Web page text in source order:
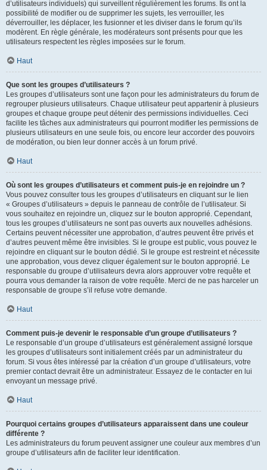
d’utilisateurs individuels) qui surveillent régulièrement les forums. Ils ont la
possibilité de modifier ou de supprimer les sujets, les verrouiller, les
déverrouiller, les déplacer, les fusionner et les diviser dans le forum qu’ils
modèrent. En règle générale, les modérateurs sont présents pour que les
utilisateurs respectent les règles imposées sur le forum.
Haut
Que sont les groupes d’utilisateurs ?
Les groupes d’utilisateurs sont une façon pour les administrateurs du forum de
regrouper plusieurs utilisateurs. Chaque utilisateur peut appartenir à plusieurs
groupes et chaque groupe peut détenir des permissions individuelles. Ceci
facilite les tâches aux administrateurs qui pourront modifier les permissions de
plusieurs utilisateurs en une seule fois, ou encore leur accorder des pouvoirs
de modération, ou bien leur donner accès à un forum privé.
Haut
Où sont les groupes d’utilisateurs et comment puis-je en rejoindre un ?
Vous pouvez consulter tous les groupes d’utilisateurs en cliquant sur le lien
« Groupes d’utilisateurs » depuis le panneau de contrôle de l’utilisateur. Si
vous souhaitez en rejoindre un, cliquez sur le bouton approprié. Cependant,
tous les groupes d’utilisateurs ne sont pas ouverts aux nouvelles adhésions.
Certains peuvent nécessiter une approbation, d’autres peuvent être privés et
d’autres peuvent même être invisibles. Si le groupe est public, vous pouvez le
rejoindre en cliquant sur le bouton dédié. Si le groupe est restreint et nécessite
une approbation, vous devez cliquer également sur le bouton approprié. Le
responsable du groupe d’utilisateurs devra alors approuver votre requête et
pourra vous demander la raison de votre requête. Merci de ne pas harceler un
responsable de groupe s’il refuse votre demande.
Haut
Comment puis-je devenir le responsable d’un groupe d’utilisateurs ?
Le responsable d’un groupe d’utilisateurs est généralement assigné lorsque
les groupes d’utilisateurs sont initialement créés par un administrateur du
forum. Si vous êtes intéressé par la création d’un groupe d’utilisateurs, votre
premier contact devrait être un administrateur. Essayez de le contacter en lui
envoyant un message privé.
Haut
Pourquoi certains groupes d’utilisateurs apparaissent dans une couleur
différente ?
Les administrateurs du forum peuvent assigner une couleur aux membres d’un
groupe d’utilisateurs afin de faciliter leur identification.